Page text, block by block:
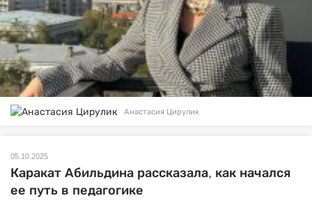
Анастасия Цирулик
05.10.2025
Каракат Абильдина рассказала, как начался
ее путь в педагогике